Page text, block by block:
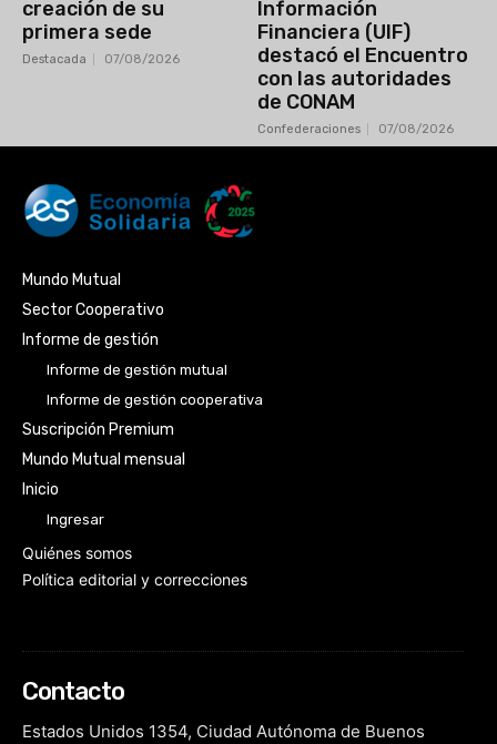
creación de su
primera sede
Destacada 07/08/2026
Información
Financiera (UIF)
destacó el Encuentro
con las autoridades
de CONAM
Confederaciones 07/08/2026
Mundo Mutual
Sector Cooperativo
Informe de gestión
Informe de gestión mutual
Informe de gestión cooperativa
Suscripción Premium
Mundo Mutual mensual
Inicio
Ingresar
Quiénes somos
Política editorial y correcciones
Contacto
Estados Unidos 1354, Ciudad Autónoma de Buenos